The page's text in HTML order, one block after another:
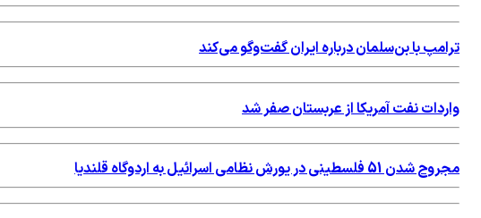
ترامپ با بن‌سلمان درباره ایران گفت‌وگو می‌کند
واردات نفت آمریکا از عربستان صفر شد
مجروح شدن 51 فلسطینی در یورش نظامی اسرائیل به اردوگاه قلندیا